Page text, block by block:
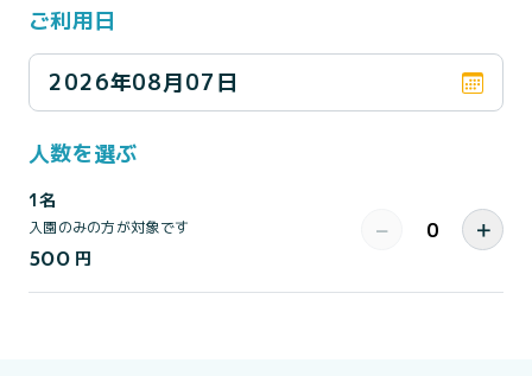
ご利用日
2026年08月07日
人数を選ぶ
1名
入園のみの方が対象です
500 円
− ＋